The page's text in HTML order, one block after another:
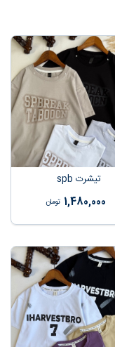
تیشرت spb
1,480,000 تومان